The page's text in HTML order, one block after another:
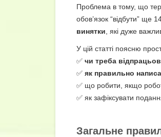
Проблема в тому, що
обов’язок “відбути” ще
винятки , які дуже
У цій статті поясню
✅ чи треба
✅ як правильно
✅ що робити, якщо
✅ як зафіксувати
Загальне